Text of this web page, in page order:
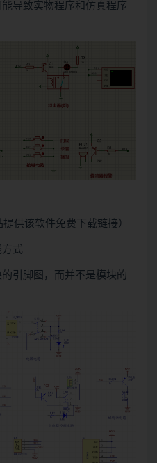
导致实物程序和仿真程序
供该软件免费下载链接）
式
引脚图，而并不是模块的